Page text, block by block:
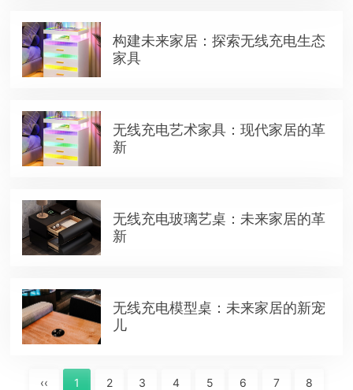
构建未来家居：探索无线充电生态
家具
无线充电艺术家具：现代家居的革
新
无线充电玻璃艺桌：未来家居的革
新
无线充电模型桌：未来家居的新宠
儿
‹‹ 1 2 3 4 5 6 7 8